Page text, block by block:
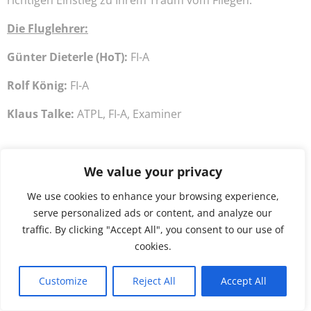
We value your privacy
We use cookies to enhance your browsing experience,
serve personalized ads or content, and analyze our
traffic. By clicking "Accept All", you consent to our use of
cookies.
Customize Reject All Accept All
Die Fluglehrer:
Günter Dieterle (HoT): FI-A
Rolf König: FI-A
Klaus Talke: ATPL, FI-A, Examiner
© 2026 Flugschule Heubach. Created for free using